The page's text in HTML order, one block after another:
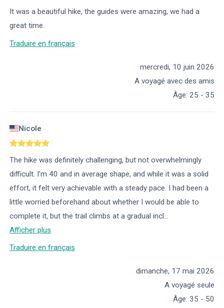
It was a beautiful hike, the guides were amazing, we had a
great time.
Traduire en français
mercredi, 10 juin 2026
A voyagé avec des amis
Âge: 25 - 35
Nicole
The hike was definitely challenging, but not overwhelmingly
difficult. I’m 40 and in average shape, and while it was a solid
effort, it felt very achievable with a steady pace. I had been a
little worried beforehand about whether I would be able to
complete it, but the trail climbs at a gradual incl...
Afficher plus
Traduire en français
dimanche, 17 mai 2026
A voyagé seule
Âge: 35 - 50